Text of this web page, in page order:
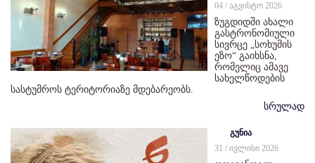
04 / აგვისტო 2026
ზუგდიდში ახალი
გასტრონომიული
სივრცე „სოხუმის
ეზო“ გაიხსნა,
რომელიც ამავე
სახელწოდების
სასტუმროს ტერიტორიაზე მდებარეობს.
სრულად
გუნია
31 / ივლისი 2026